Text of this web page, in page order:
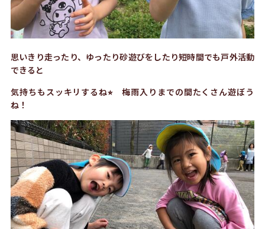
思いきり走ったり、ゆったり砂遊びをしたり短時間でも戸外活動
できると
気持ちもスッキリするね⭐︎ 梅雨入りまでの間たくさん遊ぼう
ね！